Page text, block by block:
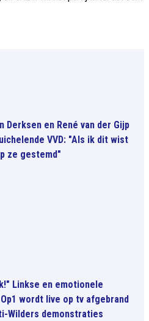
Derksen en René van der Gijp
VVD: "Als ik dit wist
ze gestemd"
Linkse en emotionele
wordt live op tv afgebrand
Wilders demonstraties